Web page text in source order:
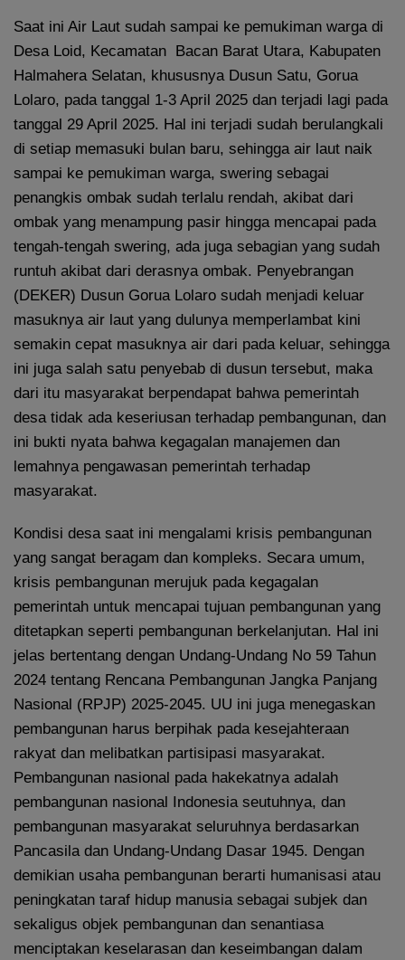
Saat ini Air Laut sudah sampai ke pemukiman warga di
Desa Loid, Kecamatan Bacan Barat Utara, Kabupaten
Halmahera Selatan, khususnya Dusun Satu, Gorua
Lolaro, pada tanggal 1-3 April 2025 dan terjadi lagi pada
tanggal 29 April 2025. Hal ini terjadi sudah berulangkali
di setiap memasuki bulan baru, sehingga air laut naik
sampai ke pemukiman warga, swering sebagai
penangkis ombak sudah terlalu rendah, akibat dari
ombak yang menampung pasir hingga mencapai pada
tengah-tengah swering, ada juga sebagian yang sudah
runtuh akibat dari derasnya ombak. Penyebrangan
(DEKER) Dusun Gorua Lolaro sudah menjadi keluar
masuknya air laut yang dulunya memperlambat kini
semakin cepat masuknya air dari pada keluar, sehingga
ini juga salah satu penyebab di dusun tersebut, maka
dari itu masyarakat berpendapat bahwa pemerintah
desa tidak ada keseriusan terhadap pembangunan, dan
ini bukti nyata bahwa kegagalan manajemen dan
lemahnya pengawasan pemerintah terhadap
masyarakat.
Kondisi desa saat ini mengalami krisis pembangunan
yang sangat beragam dan kompleks. Secara umum,
krisis pembangunan merujuk pada kegagalan
pemerintah untuk mencapai tujuan pembangunan yang
ditetapkan seperti pembangunan berkelanjutan. Hal ini
jelas bertentang dengan Undang-Undang No 59 Tahun
2024 tentang Rencana Pembangunan Jangka Panjang
Nasional (RPJP) 2025-2045. UU ini juga menegaskan
pembangunan harus berpihak pada kesejahteraan
rakyat dan melibatkan partisipasi masyarakat.
Pembangunan nasional pada hakekatnya adalah
pembangunan nasional Indonesia seutuhnya, dan
pembangunan masyarakat seluruhnya berdasarkan
Pancasila dan Undang-Undang Dasar 1945. Dengan
demikian usaha pembangunan berarti humanisasi atau
peningkatan taraf hidup manusia sebagai subjek dan
sekaligus objek pembangunan dan senantiasa
menciptakan keselarasan dan keseimbangan dalam